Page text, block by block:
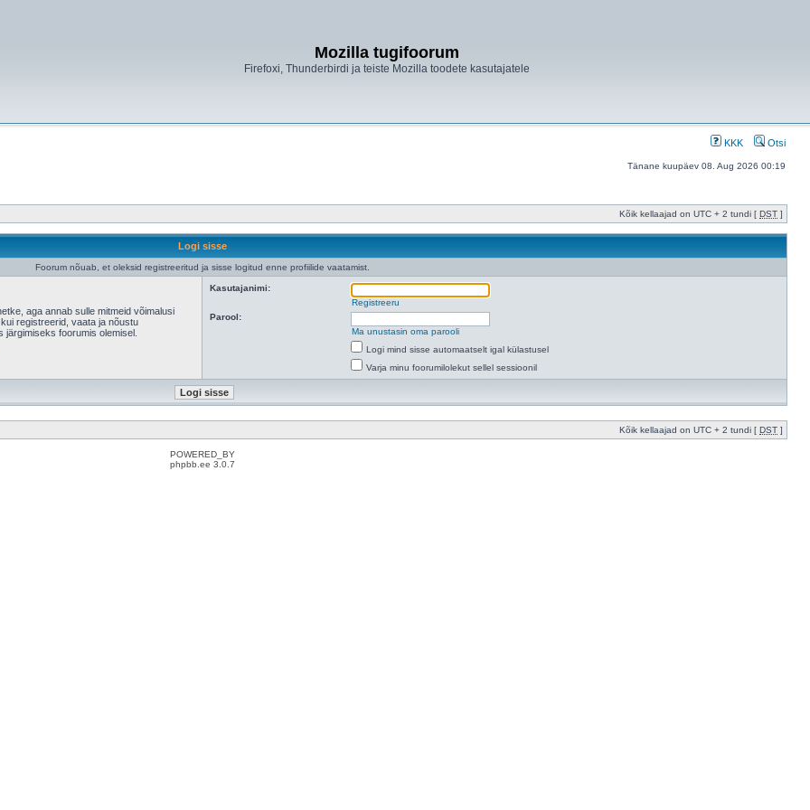
Mozilla tugifoorum
Firefoxi, Thunderbirdi ja teiste Mozilla toodete kasutajatele
KKK Otsi
Tänane kuupäev 08. Aug 2026 00:19
Kõik kellaajad on UTC + 2 tundi [ DST ]
Logi sisse
Foorum nõuab, et oleksid registreeritud ja sisse logitud enne profiilide vaatamist.
aga annab sulle mitmeid võimalusi
registreerid, vaata ja nõustu
järgimiseks foorumis olemisel.
Kasutajanimi:
Registreeru
Parool:
Ma unustasin oma parooli
Logi mind sisse automaatselt igal külastusel
Varja minu foorumilolekut sellel sessioonil
Kõik kellaajad on UTC + 2 tundi [ DST ]
POWERED_BY
phpbb.ee 3.0.7